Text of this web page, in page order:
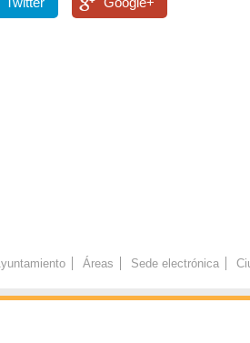
Áreas Sede electrónica